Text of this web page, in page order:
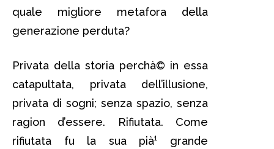
quale migliore metafora della
generazione perduta?
Privata della storia perchà© in essa
catapultata, privata dell’illusione,
privata di sogni; senza spazio, senza
ragion d’essere. Rifiutata. Come
rifiutata fu la sua pià¹ grande